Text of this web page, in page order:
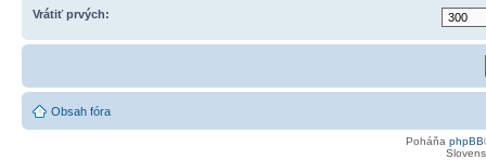
Vrátiť prvých:
Obsah fóra
Poháňa phpBB